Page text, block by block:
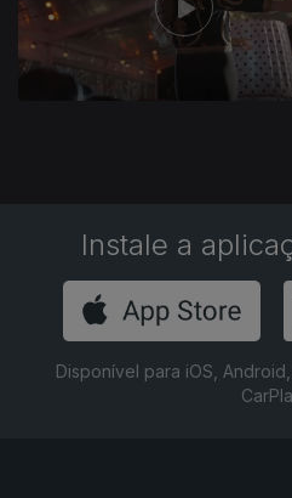
Instale a
Disponível para iOS,